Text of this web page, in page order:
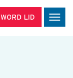
WORD LID